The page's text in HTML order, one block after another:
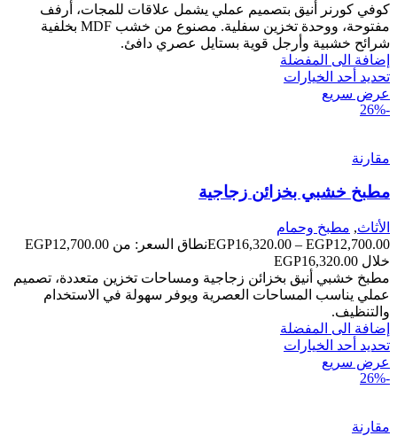
كوفي كورنر أنيق بتصميم عملي يشمل علاقات للمجات، أرفف
مفتوحة، ووحدة تخزين سفلية. مصنوع من خشب MDF بخلفية
شرائح خشبية وأرجل قوية بستايل عصري دافئ.
إضافة الى المفضلة
تحديد أحد الخيارات
عرض سريع
-26%
مقارنة
مطبخ خشبي بخزائن زجاجية
الأثاث, مطبخ وحمام
EGP12,700.00
–
EGP16,320.00
خلال ⁦EGP16,320.00⁩
مطبخ خشبي أنيق بخزائن زجاجية ومساحات تخزين متعددة، تصميم
عملي يناسب المساحات العصرية ويوفر سهولة في الاستخدام
والتنظيف.
إضافة الى المفضلة
تحديد أحد الخيارات
عرض سريع
-26%
مقارنة